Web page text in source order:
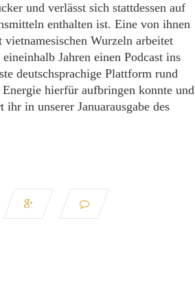
und verlässt sich stattdessen auf
enthalten ist. Eine von ihnen
Wurzeln arbeitet
Jahren einen Podcast ins
deutschsprachige Plattform rund
hierfür aufbringen konnte und
in unserer Januarausgabe des